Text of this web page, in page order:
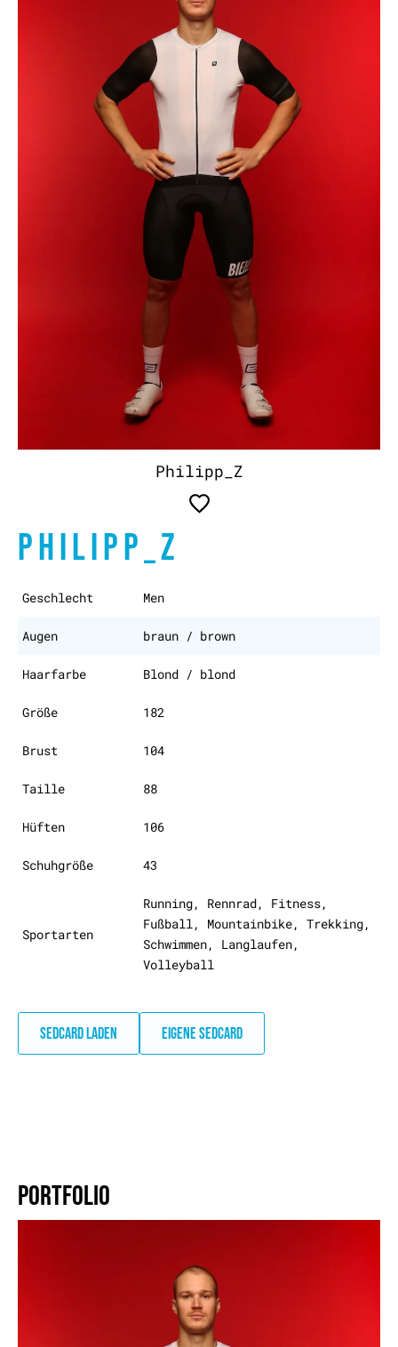
Philipp_Z
PHILIPP_Z
Geschlecht Men
Augen braun / brown
Haarfarbe Blond / blond
Größe 182
Brust 104
Taille 88
Hüften 106
Schuhgröße 43
Sportarten
Running, Rennrad, Fitness,
Fußball, Mountainbike, Trekking,
Schwimmen, Langlaufen,
Volleyball
SEDCARD LADEN EIGENE SEDCARD
PORTFOLIO